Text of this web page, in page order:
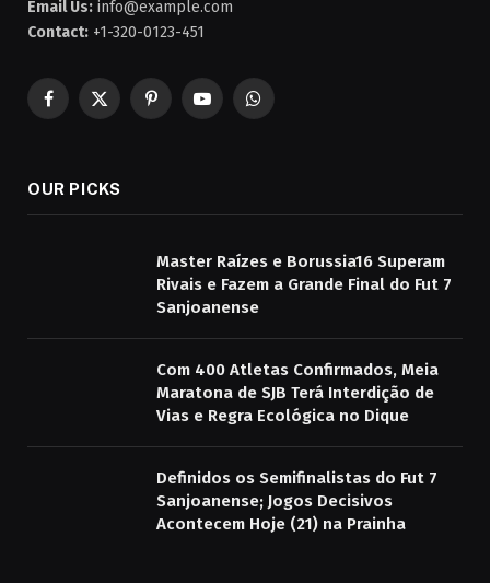
Email Us: info@example.com
Contact: +1-320-0123-451
Facebook
X
PinterestYouTubeWhatsApp
OUR PICKS
Master Raízes e Borussia16 Superam
Rivais e Fazem a Grande Final do Fut 7
Sanjoanense
Com 400 Atletas Confirmados, Meia
Maratona de SJB Terá Interdição de
Vias e Regra Ecológica no Dique
Definidos os Semifinalistas do Fut 7
Sanjoanense; Jogos Decisivos
Acontecem Hoje (21) na Prainha